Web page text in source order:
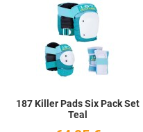
187 Killer Pads Six Pack Set
Teal